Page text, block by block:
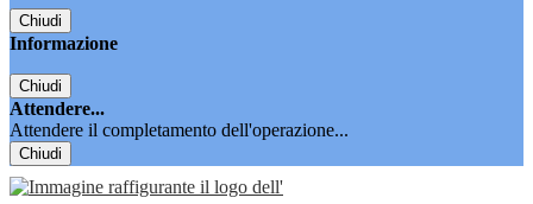
Chiudi
Informazione
Chiudi
Attendere...
Attendere il completamento dell'operazione...
Chiudi